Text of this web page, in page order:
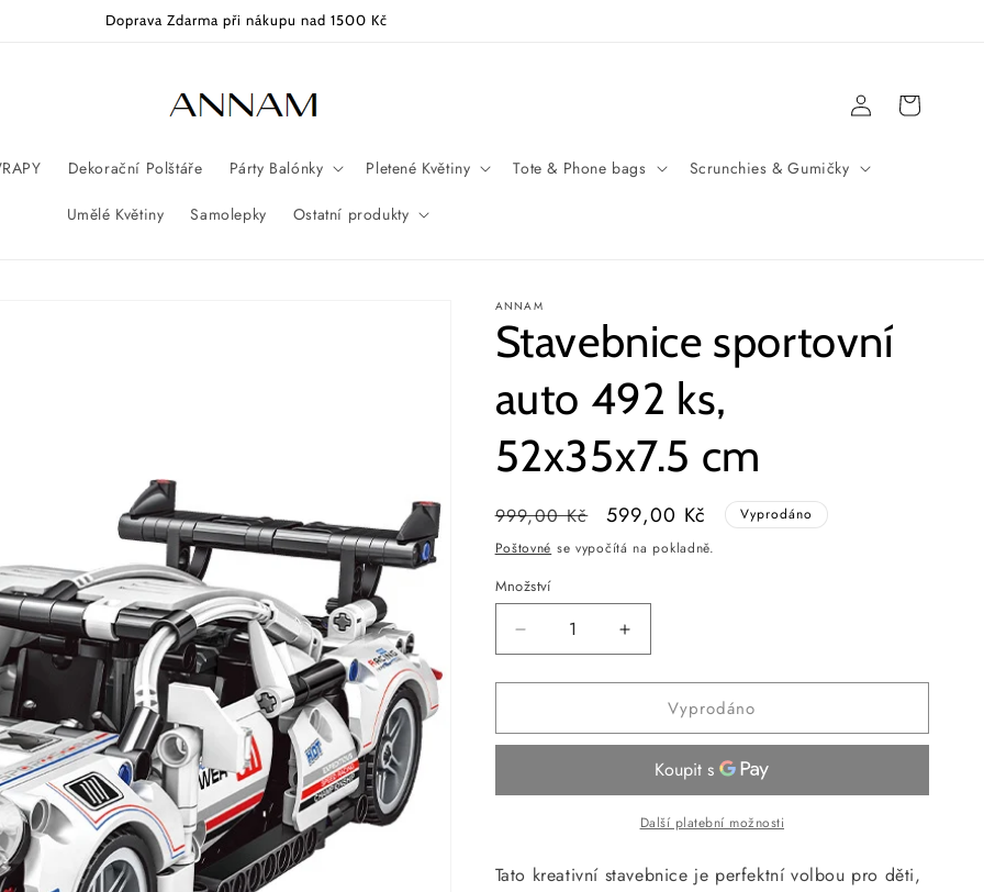
Doprava Zdarma při nákupu nad 1500 Kč
Dekorační Polštáře Párty Balónky Pletené Květiny Tote & Phone bags Scrunchies & Gumičky
Umělé Květiny Samolepky Ostatní produkty
Přihlásit
Košík
ANNAM
Stavebnice sportovní
auto 492 ks,
52x35x7.5 cm
Běžná
cena
999,00 Kč
Výprodejová
cena
599,00 Kč
Vyprodáno
Poštovné se vypočítá na pokladně.
Množství
množství
produktu
sportovní
ks,
Zvýšit
množství
produktu
Stavebnice
sportovní
492
ks,
52x35x7.5
Vyprodáno
Další platební možnosti
Tato kreativní stavebnice je perfektní volbou pro děti,